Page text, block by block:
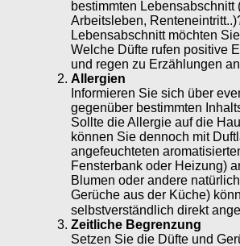
bestimmten Lebensabschnitt
Arbeitsleben,
Lebensabschnitt möchten
Welche Düfte rufen positive
und regen zu Erzählungen
Allergien
Informieren Sie sich über
gegenüber bestimmten
Sollte die Allergie auf die
können Sie dennoch mit
angefeuchteten
Fensterbank oder Heizung)
Blumen oder andere
Gerüche aus der Küche)
selbstverständlich direkt
Zeitliche Begrenzung
Setzen Sie die Düfte und